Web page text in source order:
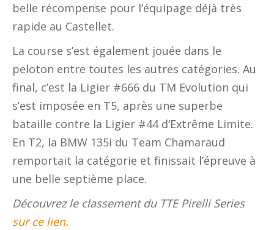
belle récompense pour l’équipage déjà très
rapide au Castellet.
La course s’est également jouée dans le
peloton entre toutes les autres catégories. Au
final, c’est la Ligier #666 du TM Evolution qui
s’est imposée en T5, après une superbe
bataille contre la Ligier #44 d’Extrême Limite.
En T2, la BMW 135i du Team Chamaraud
remportait la catégorie et finissait l’épreuve à
une belle septième place.
Découvrez le classement du TTE Pirelli Series
sur ce lien.